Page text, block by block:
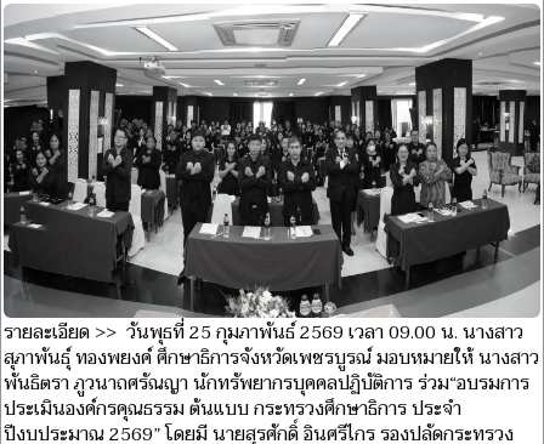
รายละเอียด >> วันพุธที่ 25 กุมภาพันธ์ 2569 เวลา 09.00 น. นางสาว
สุภาพันธุ์ ทองพยงค์ ศึกษาธิการจังหวัดเพชรบูรณ์ มอบหมายให้ นางสาว
พันธิตรา ภูวนาถศรัณญา นักทรัพยากรบุคคลปฏิบัติการ ร่วม“อบรมการ
ประเมินองค์กรคุณธรรม ต้นแบบ กระทรวงศึกษาธิการ ประจำ
ปีงบประมาณ 2569” โดยมี นายสุรศักดิ์ อินศรีไกร รองปลัดกระทรวง